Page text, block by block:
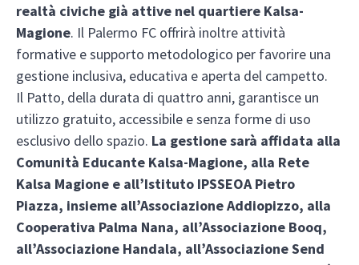
realtà civiche già attive nel quartiere Kalsa-
Magione. Il Palermo FC offrirà inoltre attività
formative e supporto metodologico per favorire una
gestione inclusiva, educativa e aperta del campetto.
Il Patto, della durata di quattro anni, garantisce un
utilizzo gratuito, accessibile e senza forme di uso
esclusivo dello spazio. La gestione sarà affidata alla
Comunità Educante Kalsa-Magione, alla Rete
Kalsa Magione e all’Istituto IPSSEOA Pietro
Piazza, insieme all’Associazione Addiopizzo, alla
Cooperativa Palma Nana, all’Associazione Booq,
all’Associazione Handala, all’Associazione Send